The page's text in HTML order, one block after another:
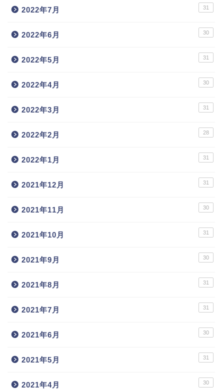
2022年7月 31
2022年6月 30
2022年5月 31
2022年4月 30
2022年3月 31
2022年2月 28
2022年1月 31
2021年12月 31
2021年11月 30
2021年10月 31
2021年9月 30
2021年8月 31
2021年7月 31
2021年6月 30
2021年5月 31
2021年4月 30